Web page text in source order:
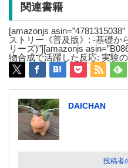
関連書籍
[amazonjs
ストリー《普及版》: -基礎か
リーズ)”][amazonjs
物合成で活躍した反応: 実験
DAICHAN
投稿者